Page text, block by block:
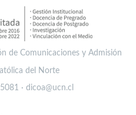
de Comunicaciones y Admisión
del Norte
· dicoa@ucn.cl